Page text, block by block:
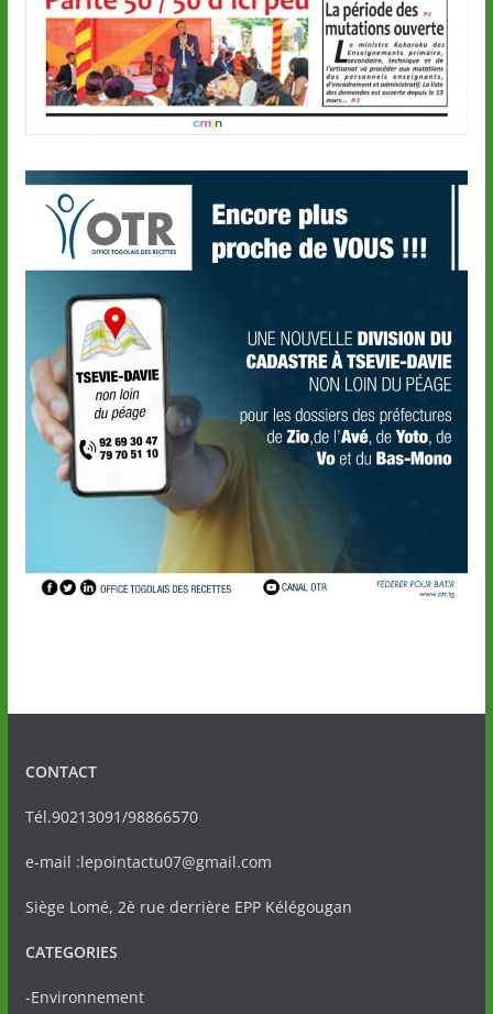
CONTACT
Tél.90213091/98866570
e-mail :lepointactu07@gmail.com
Siège Lomé, 2è rue derrière EPP Kélégougan
CATEGORIES
-Environnement